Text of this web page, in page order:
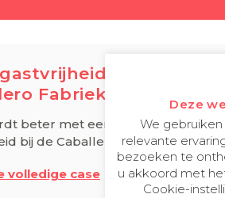
bij
Fabriek
beter met een goede sfeer.
bij de Caballero Fabriek, voor
volledige case
Deze
We
relevante
bezoeken te
u akkoord met
Cookie-